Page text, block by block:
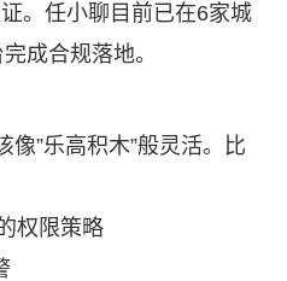
。任小聊目前已在6家城
成合规落地。
”乐高积木”般灵活。比
权限策略